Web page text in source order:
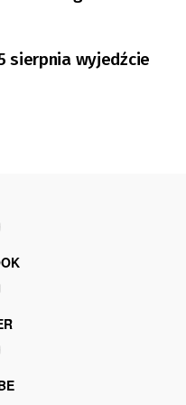
sierpnia wyjedźcie